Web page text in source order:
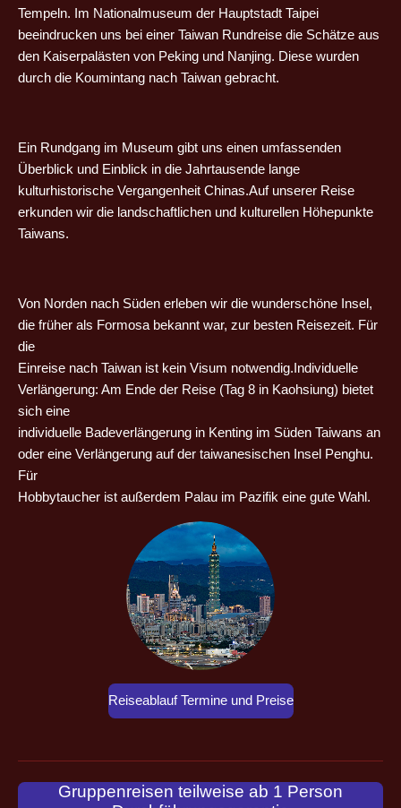
Tempeln. Im Nationalmuseum der Hauptstadt Taipei
beeindrucken uns bei einer Taiwan Rundreise die Schätze aus
den Kaiserpalästen von Peking und Nanjing. Diese wurden
durch die Koumintang nach Taiwan gebracht.
Ein Rundgang im Museum gibt uns einen umfassenden
Überblick und Einblick in die Jahrtausende lange
kulturhistorische Vergangenheit Chinas.Auf unserer Reise
erkunden wir die landschaftlichen und kulturellen Höhepunkte
Taiwans.
Von Norden nach Süden erleben wir die wunderschöne Insel,
die früher als Formosa bekannt war, zur besten Reisezeit. Für
die
Einreise nach Taiwan ist kein Visum notwendig.Individuelle
Verlängerung: Am Ende der Reise (Tag 8 in Kaohsiung) bietet
sich eine
individuelle Badeverlängerung in Kenting im Süden Taiwans an
oder eine Verlängerung auf der taiwanesischen Insel Penghu.
Für
Hobbytaucher ist außerdem Palau im Pazifik eine gute Wahl.
Reiseablauf Termine und Preise
Gruppenreisen teilweise ab 1 Person